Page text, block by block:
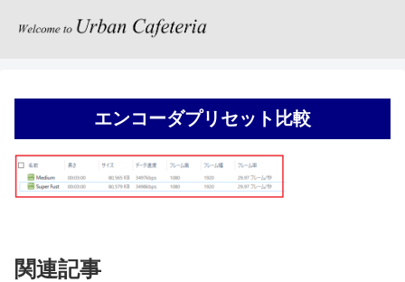
エンコーダプリセット比較
関連記事